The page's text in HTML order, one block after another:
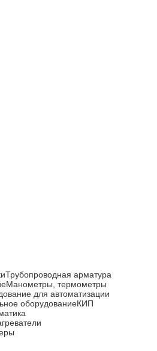
Трубопроводная арматура
Манометры, термометры
для автоматизации
оборудованиеКИП